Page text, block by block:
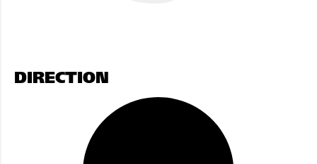
DIRECTION